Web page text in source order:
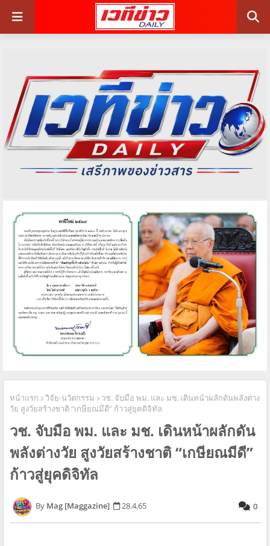
หน้าแรก วิจัย-นวัตกรรม
วช.​ จับมือ พม. และ มช. เดินหน้าผลักดันพลังต่าง
วัย สูงวัยสร้างชาติ​ “เกษียณมีดี” ก้าวสู่ยุคดิจิทัล​
วช.​ จับมือ พม. และ มช. เดินหน้าผลักดัน
พลังต่างวัย สูงวัยสร้างชาติ​ “เกษียณมีดี”
ก้าวสู่ยุคดิจิทัล​
Mag [Maggazine] 28.4.65 0